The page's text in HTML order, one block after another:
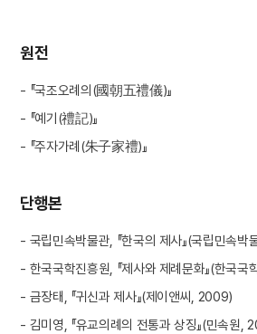
원전
- 『국조오례의(國朝五禮儀)』
- 『예기(禮記)』
- 『주자가례(朱子家禮)』
단행본
- 국립민속박물관, 『한국의 제사』(국립민속
- 한국국학진흥원, 『제사와 제례문화』(한국
- 금장태, 『귀신과 제사』(제이앤씨, 2009)
- 김미영, 『유교의례의 전통과 상징』(민속원,